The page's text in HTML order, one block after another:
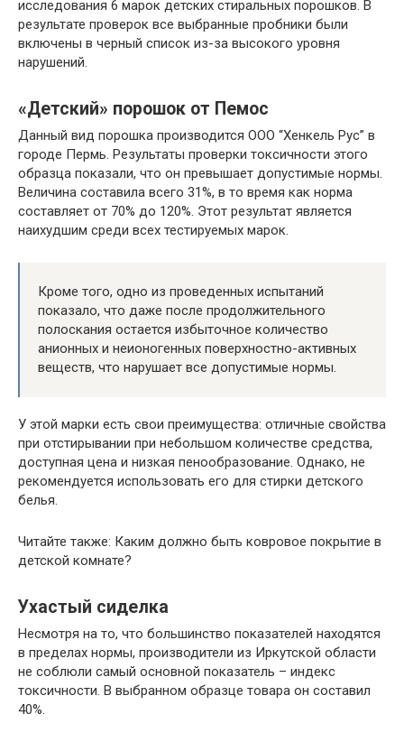
исследования 6 марок детских стиральных порошков. В
результате проверок все выбранные пробники были
включены в черный список из-за высокого уровня
нарушений.
«Детский» порошок от Пемос
Данный вид порошка производится ООО “Хенкель Рус” в
городе Пермь. Результаты проверки токсичности этого
образца показали, что он превышает допустимые нормы.
Величина составила всего 31%, в то время как норма
составляет от 70% до 120%. Этот результат является
наихудшим среди всех тестируемых марок.
Кроме того, одно из проведенных испытаний
показало, что даже после продолжительного
полоскания остается избыточное количество
анионных и неионогенных поверхностно-активных
веществ, что нарушает все допустимые нормы.
У этой марки есть свои преимущества: отличные свойства
при отстирывании при небольшом количестве средства,
доступная цена и низкая пенообразование. Однако, не
рекомендуется использовать его для стирки детского
белья.
Читайте также: Каким должно быть ковровое покрытие в
детской комнате?
Ухастый сиделка
Несмотря на то, что большинство показателей находятся
в пределах нормы, производители из Иркутской области
не соблюли самый основной показатель – индекс
токсичности. В выбранном образце товара он составил
40%.